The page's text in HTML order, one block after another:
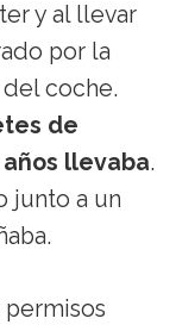
y al llevar
por la
coche.
de
llevaba.
junto a un